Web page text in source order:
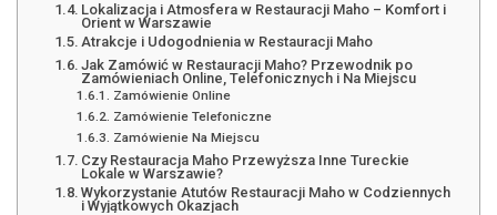
Lokalizacja i Atmosfera w Restauracji Maho – Komfort i
Orient w Warszawie
Atrakcje i Udogodnienia w Restauracji Maho
Jak Zamówić w Restauracji Maho? Przewodnik po
Zamówieniach Online, Telefonicznych i Na Miejscu
Zamówienie Online
Zamówienie Telefoniczne
Zamówienie Na Miejscu
Czy Restauracja Maho Przewyższa Inne Tureckie
Lokale w Warszawie?
Wykorzystanie Atutów Restauracji Maho w Codziennych
i Wyjątkowych Okazjach